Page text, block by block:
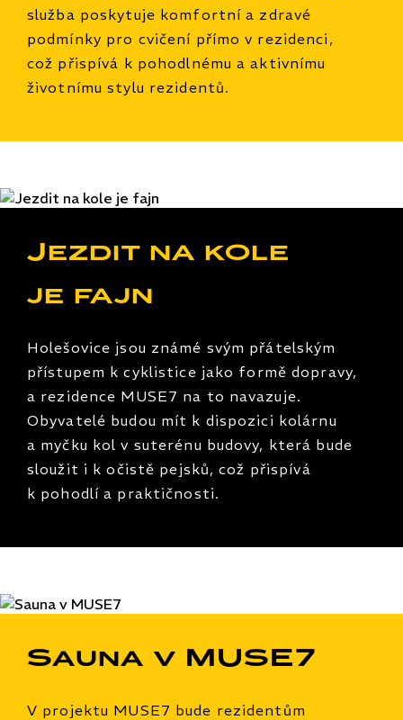
služba poskytuje komfortní a zdravé
podmínky pro cvičení přímo v rezidenci,
což přispívá k pohodlnému a aktivnímu
životnímu stylu rezidentů.
Jezdit na kole
je fajn
Holešovice jsou známé svým přátelským
přístupem k cyklistice jako formě dopravy,
a rezidence MUSE7 na to navazuje.
Obyvatelé budou mít k dispozici kolárnu
a myčku kol v suterénu budovy, která bude
sloužit i k očistě pejsků, což přispívá
k pohodlí a praktičnosti.
Sauna v MUSE7
V projektu MUSE7 bude rezidentům